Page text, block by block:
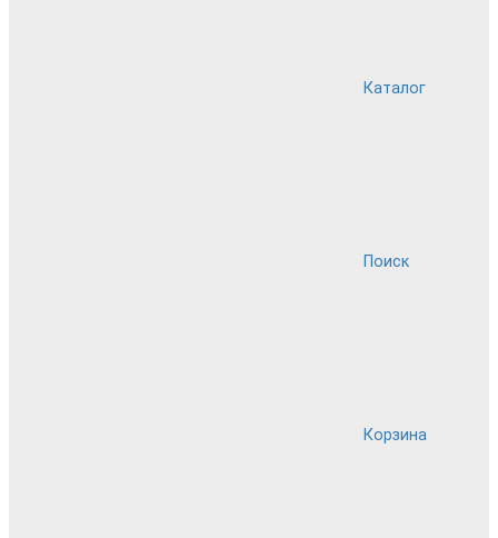
Каталог
Поиск
Корзина